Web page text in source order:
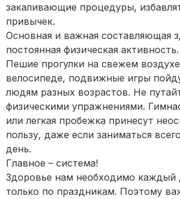
закаливающие процедуры,
привычек.
Основная и важная составляющая
постоянная физическая активность.
Пешие прогулки на свежем
велосипеде, подвижные игры
людям разных возрастов. Не
физическими упражнениями.
или легкая пробежка принесут
пользу, даже если заниматься
день.
Главное – система!
Здоровье нам необходимо каждый
только по праздникам. Поэтому